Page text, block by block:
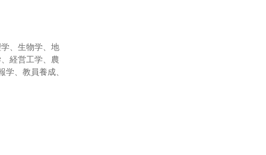
、生物学、地
経営工学、農
、教員養成、